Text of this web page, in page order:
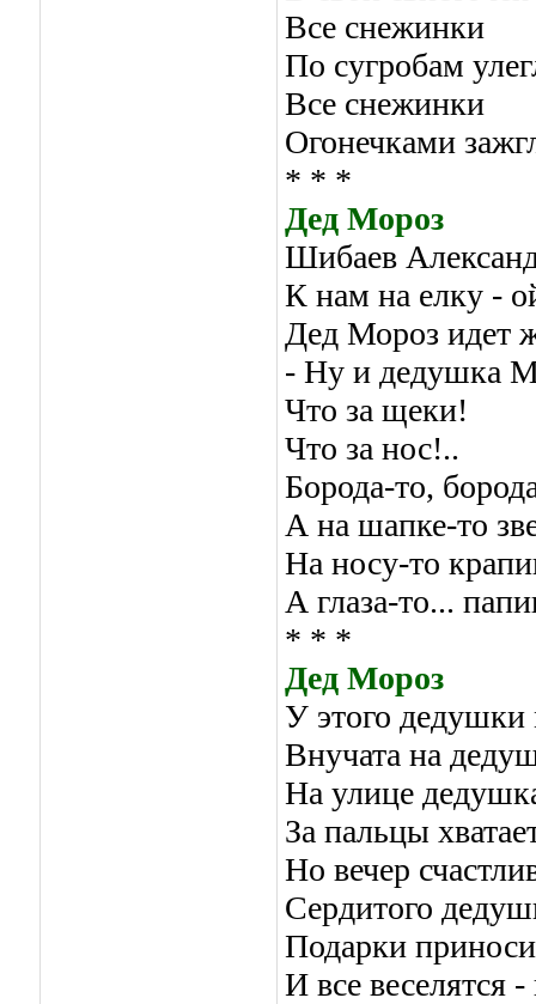
Все снежинки
По сугробам
Все снежинки
Огонечками
* * *
Дед Мороз
Шибаев
К нам на елку -
Дед Мороз идет
- Ну и дедушка
Что за щеки!
Что за нос!..
Борода-то,
А на шапке-то
На носу-то
А глаза-то...
* * *
Дед Мороз
У этого дедушки
Внучата на
На улице
За пальцы
Но вечер
Сердитого
Подарки
И все веселятся